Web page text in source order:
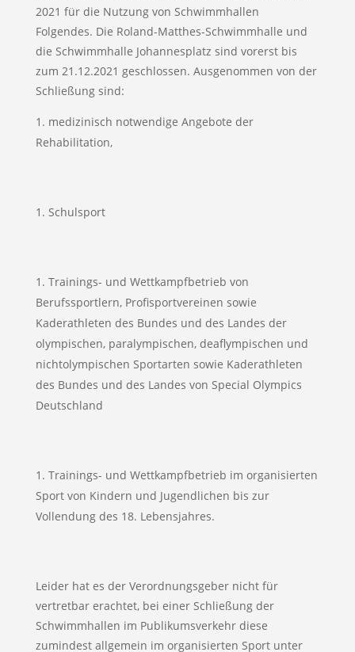
2021 für die Nutzung von Schwimmhallen
Folgendes. Die Roland-Matthes-Schwimmhalle und
die Schwimmhalle Johannesplatz sind vorerst bis
zum 21.12.2021 geschlossen. Ausgenommen von der
Schließung sind:
medizinisch notwendige Angebote der
Rehabilitation,
Schulsport
Trainings- und Wettkampfbetrieb von
Berufssportlern, Profisportvereinen sowie
Kaderathleten des Bundes und des Landes der
olympischen, paralympischen, deaflympischen und
nichtolympischen Sportarten sowie Kaderathleten
des Bundes und des Landes von Special Olympics
Deutschland
Trainings- und Wettkampfbetrieb im organisierten
Sport von Kindern und Jugendlichen bis zur
Vollendung des 18. Lebensjahres.
Leider hat es der Verordnungsgeber nicht für
vertretbar erachtet, bei einer Schließung der
Schwimmhallen im Publikumsverkehr diese
zumindest allgemein im organisierten Sport unter